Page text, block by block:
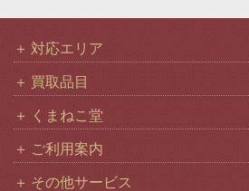
対応エリア
買取品目
くまねこ堂
ご利用案内
その他サービス